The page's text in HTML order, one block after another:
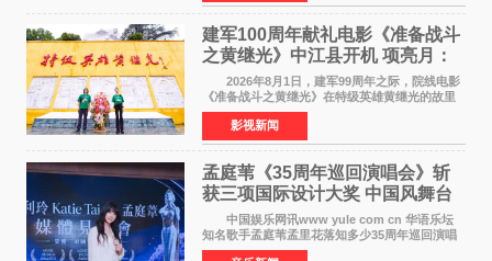
颠覆性突破。活动
建军100周年献礼电影《准备战斗
之黄继光》中江县开机 项亮月：
以光影为笔，书写英雄赞歌
2026年8月1日，建军99周年之际，院线电影
《准备战斗之黄继光》在特级英雄黄继光的故里
——四川省德阳市中江县黄继光出生地正式开
机。本片出品人、总制片人项亮月主持开机仪
式，&zwnj;特级英雄
影视新闻
孟庭苇《35周年巡回演唱会》斩
获三项国际设计大奖 中国风舞台
美学获全球认可
中国娱乐网讯www yule com cn 华语乐坛
知名歌手孟庭苇孟里花落知多少35周年巡回演唱
会再传喜讯。该演唱会先后荣获美国MUSE